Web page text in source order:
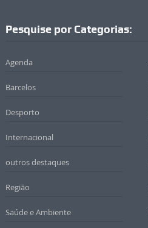
Pesquise por Categorias:
Agenda
Barcelos
Desporto
Internacional
outros destaques
Região
Saúde e Ambiente